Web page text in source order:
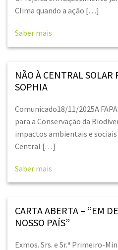
Clima quando a ação […]
Saber mais
NÃO À CENTRAL SOLAR
SOPHIA
Comunicado18/11/2025A
para a Conservação da
impactos ambientais e
Central […]
Saber mais
CARTA ABERTA – “EM
NOSSO PAÍS”
Exmos. Srs. e Sr.ª Primeiro-